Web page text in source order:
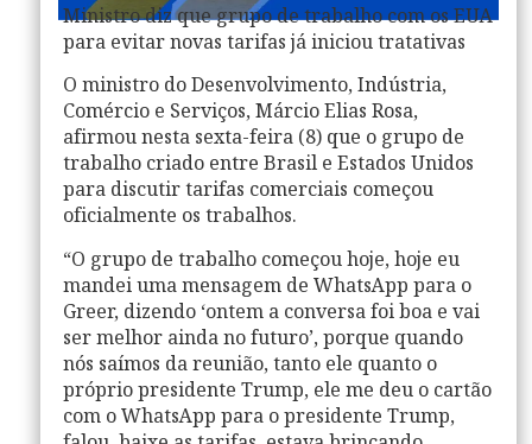
Ministro diz que grupo de trabalho com os EUA
para evitar novas tarifas já iniciou tratativas
O ministro do Desenvolvimento, Indústria,
Comércio e Serviços, Márcio Elias Rosa,
afirmou nesta sexta-feira (8) que o grupo de
trabalho criado entre Brasil e Estados Unidos
para discutir tarifas comerciais começou
oficialmente os trabalhos.
“O grupo de trabalho começou hoje, hoje eu
mandei uma mensagem de WhatsApp para o
Greer, dizendo ‘ontem a conversa foi boa e vai
ser melhor ainda no futuro’, porque quando
nós saímos da reunião, tanto ele quanto o
próprio presidente Trump, ele me deu o cartão
com o WhatsApp para o presidente Trump,